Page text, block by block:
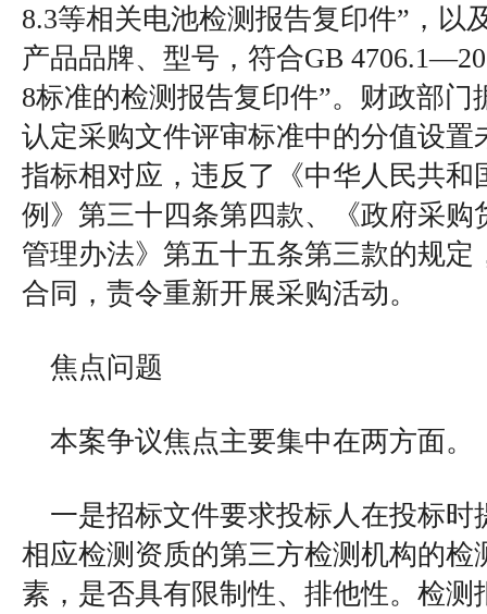
8.3等相关电池检测报告复印件”，以
产品品牌、型号，符合GB
8标准的检测报告复印件”。财政部门
认定采购文件评审标准中的分值设置
指标相对应，违反了《中华人民共和
例》第三十四条第四款、《政府采购
管理办法》第五十五条第三款的规定
合同，责令重新开展采购活动。
焦点问题
本案争议焦点主要集中在两方面。
一是招标文件要求投标人在投标时
相应检测资质的第三方检测机构的检
素，是否具有限制性、排他性。检测